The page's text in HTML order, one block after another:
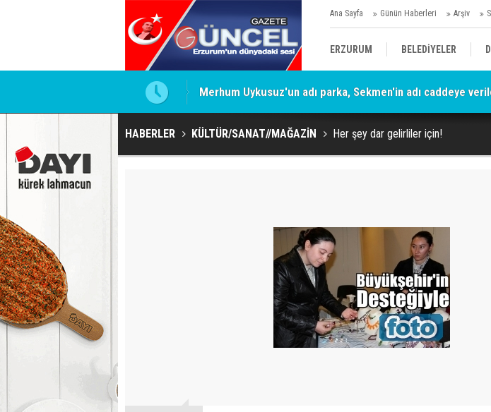
Ana Sayfa Günün Haberleri Arşiv
ERZURUM BELEDİYELER
SİYASET AFAD/ SAVAŞ
KÜLTÜR/SANAT//MAĞAZİN
Merhum Uykusuz'un adı parka, Sekmen'in adı caddeye
HABERLER KÜLTÜR/SANAT//MAĞAZİN Her şey dar gelirliler için!